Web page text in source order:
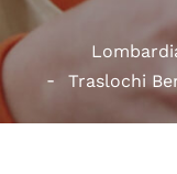
Traslochi